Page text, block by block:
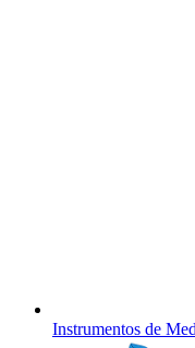
Instrumentos de